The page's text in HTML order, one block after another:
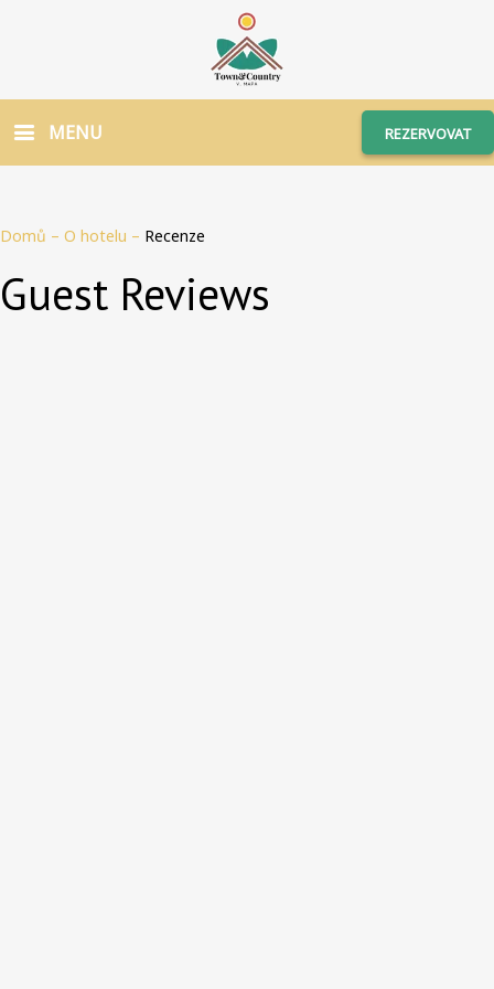
MENU REZERVOVAT
Domů – O hotelu – Recenze
Guest Reviews